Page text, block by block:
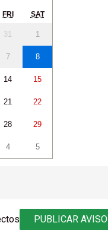
FRI SAT
31 1
7 8
14 15
21 22
28 29
4 5
PUBLICAR AVISO